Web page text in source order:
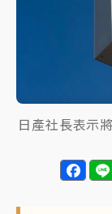
中颱白海豚
面手法 郭台
本周爆款短影
周末精選｜ 跨
日產社長表示